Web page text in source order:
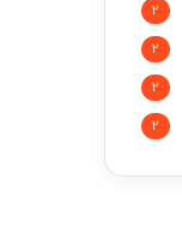
2
2
2
2